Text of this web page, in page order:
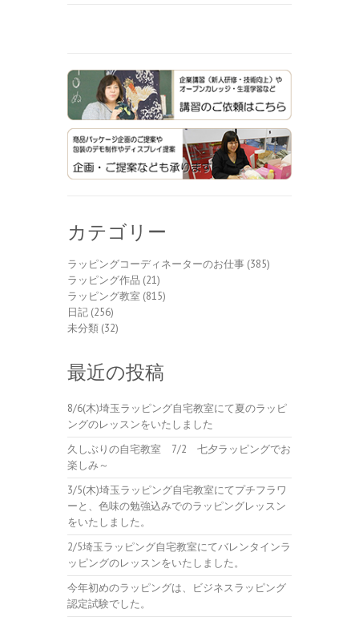
カテゴリー
ラッピングコーディネーターのお仕事 (385)
ラッピング作品 (21)
ラッピング教室 (815)
日記 (256)
未分類 (32)
最近の投稿
8/6(木)埼玉ラッピング自宅教室にて夏のラッピ
ングのレッスンをいたしました
久しぶりの自宅教室 7/2 七夕ラッピングでお
楽しみ～
3/5(木)埼玉ラッピング自宅教室にてプチフラワ
ーと、色味の勉強込みでのラッピングレッスン
をいたしました。
2/5埼玉ラッピング自宅教室にてバレンタインラ
ッピングのレッスンをいたしました。
今年初めのラッピングは、ビジネスラッピング
認定試験でした。